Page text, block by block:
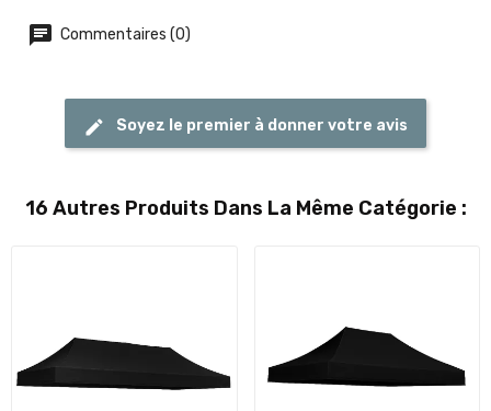
Commentaires (0)
Soyez le premier à donner votre avis
16 Autres Produits Dans La Même Catégorie :